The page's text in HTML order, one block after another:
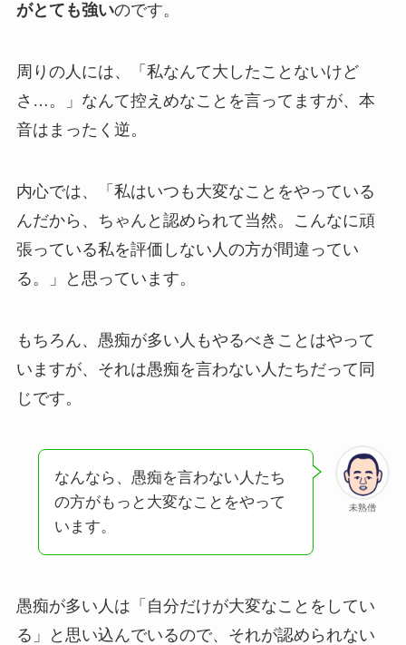
がとても強いのです。
周りの人には、「私なんて大したことないけど
さ…。」なんて控えめなことを言ってますが、本
音はまったく逆。
内心では、「私はいつも大変なことをやっている
んだから、ちゃんと認められて当然。こんなに頑
張っている私を評価しない人の方が間違ってい
る。」と思っています。
もちろん、愚痴が多い人もやるべきことはやって
いますが、それは愚痴を言わない人たちだって同
じです。
未熟僧
なんなら、愚痴を言わない人たち
の方がもっと大変なことをやって
います。
愚痴が多い人は「自分だけが大変なことをしてい
る」と思い込んでいるので、それが認められない